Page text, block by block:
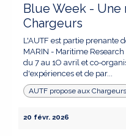
Blue Week -
Chargeurs
L'AUTF est partie prenante
MARIN - Maritime
du 7 au 1O avril et co-
d'expériences et de par...
AUTF propose aux Chargeurs
20 févr. 2026